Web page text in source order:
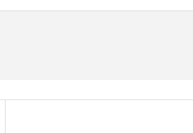
kullanarak tarafımıza iletebilirsiniz.